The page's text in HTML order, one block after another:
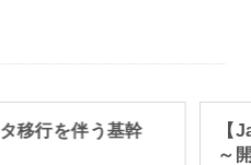
移行を伴う基幹
【
～